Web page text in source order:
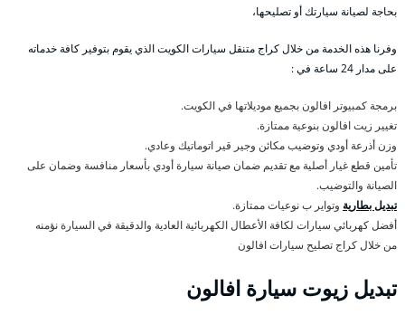
بحاجة لصيانة سيارتك أو تصليحها،
وفرنا هذه الخدمة من خلال كراج متنقل سيارات الكويت الذي يقوم بتوفير كافة خدماته
على مدار 24 ساعة في :
برمجة كمبيوتر افالون بجميع موديلاتها في الكويت.
تغيير زيت افالون بنوعية ممتازة.
وزن أذرعة أودي وتوضيب مكائن وجير قير اتوماتيك وعادي.
تأمين قطع غيار أصلية مع تقديم ضمان صيانة سيارة أودي بأسعار منافسة وضمان على
الصيانة والتوضيب.
تبديل بطارية وتواير ب نوعيات ممتازة.
أفضل كهربائي سيارات لكافة الأعطال الكهربائية العادية والدقيقة في السيارة نؤمنه
من خلال كراج تصليح سيارات افالون
تبديل زيوت سيارة افالون